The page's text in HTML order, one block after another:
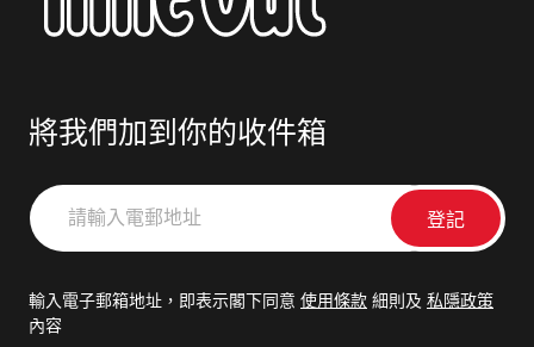
將我們加到你的收件箱
請
輸
郵
輸入電子郵箱地址，即表示閣下同意 使用條款 細則及 私隱政策
內容